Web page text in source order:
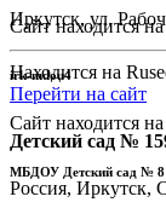
Иркутск, ул.
Находится на
Перейти на сайт
Детский сад №
Россия, Иркутск,
Сайт находится
irk-mdou4
Сайт находится на
МБДОУ Детский сад № 8